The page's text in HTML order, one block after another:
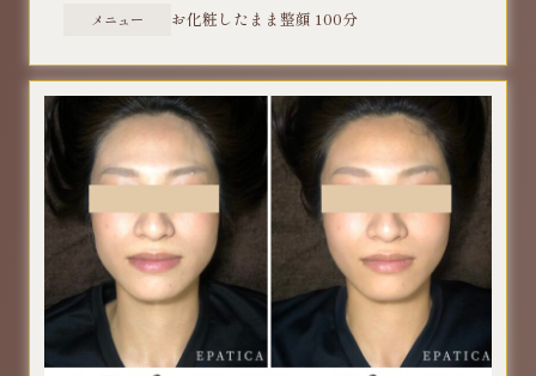
メニュー ​お化粧したまま整顔 100分